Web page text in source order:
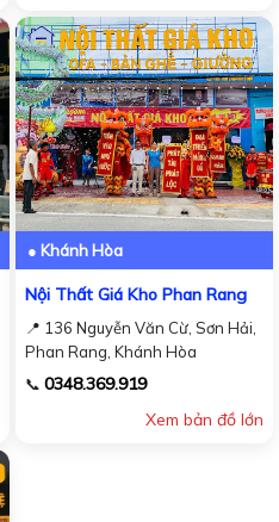
● Khánh Hòa
Nội Thất Giá Kho Phan Rang
📍 136 Nguyễn Văn Cừ, Sơn Hải,
Phan Rang, Khánh Hòa
📞 0348.369.919
Xem bản đồ lớn